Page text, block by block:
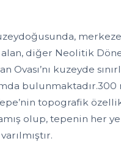
alan, diğer Neolitik
Ovası’nı kuzeyde
topografik
olup, tepenin her